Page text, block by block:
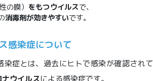
の膜） をもつウイルスで、
消毒剤が効きやすいです。
感染症について
染症とは、過去にヒトで感染が確認されて
ウイルスによる感染症です。